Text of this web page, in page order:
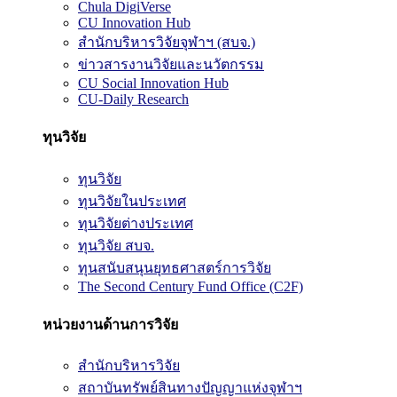
Chula DigiVerse
CU Innovation Hub
สำนักบริหารวิจัยจุฬาฯ (สบจ.)
ข่าวสารงานวิจัยและนวัตกรรม
CU Social Innovation Hub
CU-Daily Research
ทุนวิจัย
ทุนวิจัย
ทุนวิจัยในประเทศ
ทุนวิจัยต่างประเทศ
ทุนวิจัย สบจ.
ทุนสนับสนุนยุทธศาสตร์การวิจัย
The Second Century Fund Office (C2F)
หน่วยงานด้านการวิจัย
สำนักบริหารวิจัย
สถาบันทรัพย์สินทางปัญญาแห่งจุฬาฯ